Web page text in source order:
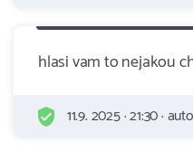
hlasi vam to nejakou
11.9. 2025 · 21:30 ·